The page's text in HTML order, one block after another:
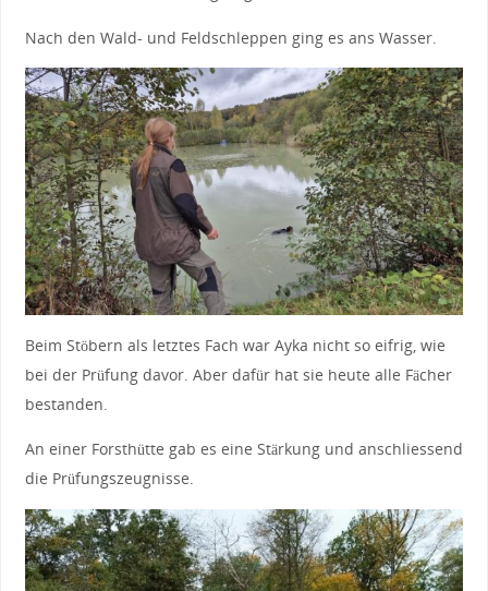
Nach den Wald- und Feldschleppen ging es ans Wasser.
Beim Stöbern als letztes Fach war Ayka nicht so eifrig, wie
bei der Prüfung davor. Aber dafür hat sie heute alle Fächer
bestanden.
An einer Forsthütte gab es eine Stärkung und anschliessend
die Prüfungszeugnisse.